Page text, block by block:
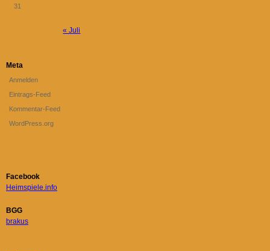
31
« Juli
Meta
Anmelden
Eintrags-Feed
Kommentar-Feed
WordPress.org
Facebook
Heimspiele.info
BGG
brakus